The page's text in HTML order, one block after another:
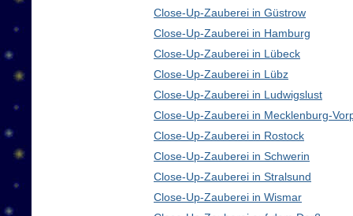
Close-Up-Zauberei in Güstrow
Close-Up-Zauberei in Hamburg
Close-Up-Zauberei in Lübeck
Close-Up-Zauberei in Lübz
Close-Up-Zauberei in Ludwigslust
Close-Up-Zauberei in Mecklenburg-
Close-Up-Zauberei in Rostock
Close-Up-Zauberei in Schwerin
Close-Up-Zauberei in Stralsund
Close-Up-Zauberei in Wismar